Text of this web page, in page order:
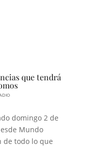
que tendrá
domingo 2 de
Mundo
de todo lo que